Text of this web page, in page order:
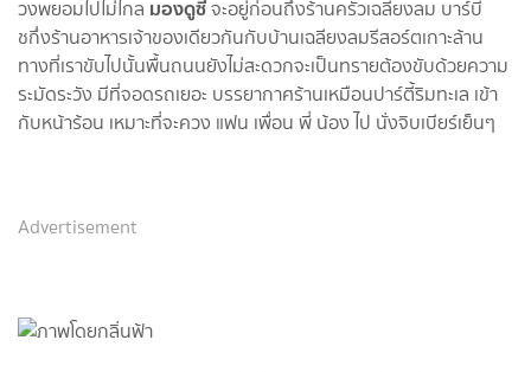
วงพยอมไปไม่ไกล มองดูซีจะอยู่ก่อนถึงร้านครัวเฉลียงลม บาร์บี
ชกึ่งร้านอาหารเจ้าของเดียวกันกับบ้านเฉลียงลมรีสอร์ตเกาะล้าน
ทางที่เราขับไปนั้นพื้นถนนยังไม่สะดวกจะเป็นทรายต้องขับด้วยความ
ระมัดระวัง มีที่จอดรถเยอะ บรรยากาศร้านเหมือนปาร์ตี้ริมทะเล เข้า
กับหน้าร้อน เหมาะที่จะควง แฟน เพื่อน พี่ น้อง ไป นั่งจิบเบียร์เย็นๆ
Advertisement